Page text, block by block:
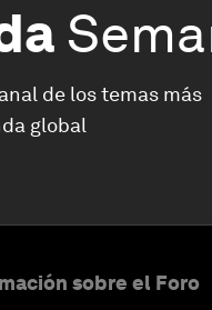
de los temas más
global
sobre el Foro